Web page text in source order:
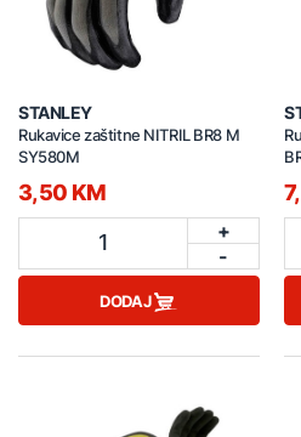
STANLEY
Rukavice zaštitne NITRIL BR8 M
SY580M
3,50 KM
1
+
-
DODAJ